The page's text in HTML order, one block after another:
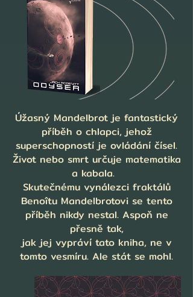
Úžasný Mandelbrot je fantastický
příběh o chlapci, jehož
superschopností je ovládání čísel.
Život nebo smrt určuje matematika
a kabala.
Skutečnému vynálezci fraktálů
Benoîtu Mandelbrotovi se tento
příběh nikdy nestal. Aspoň ne
přesně tak,
jak jej vypráví tato kniha, ne v
tomto vesmíru. Ale stát se mohl.